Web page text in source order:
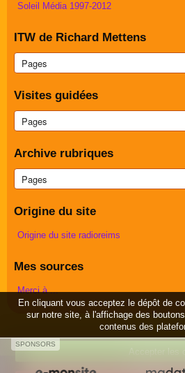
Soleil Média 1997-2012
ITW de Richard Mettens
Visites guidées
Archive rubriques
Origine du site
Origine du site radioreims
Mes sources
Merci à ...
Créer un site internet avec e-monsite
SPONSORS
En cliquant vous acceptez le dépôt de
sur notre site, à l'affichage des
contenus des
Accepter les